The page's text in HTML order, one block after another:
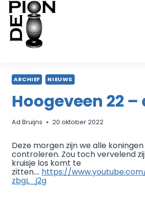
Doorgaan
naar
inhoud
ARCHIEF NIEUWS
Hoogeveen 22 –
Ad Bruijns 20 oktober 2022
Deze morgen zijn we alle
controleren. Zou toch vervelend
kruisje los komt te
zitten…. https://
zbgL_j2g